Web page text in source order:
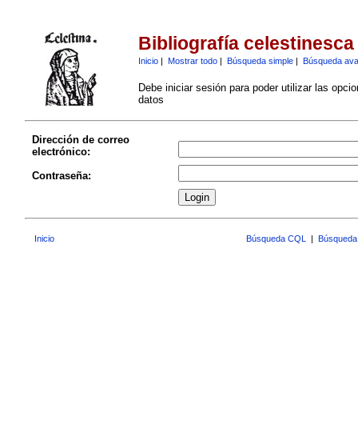
Bibliografía celestinesca
Inicio| Mostrar todo| Búsqueda simple| Búsqueda
Debe iniciar sesión para poder utilizar las
datos
Dirección de correo
electrónico:
Contraseña:
Inicio Búsqueda CQL |